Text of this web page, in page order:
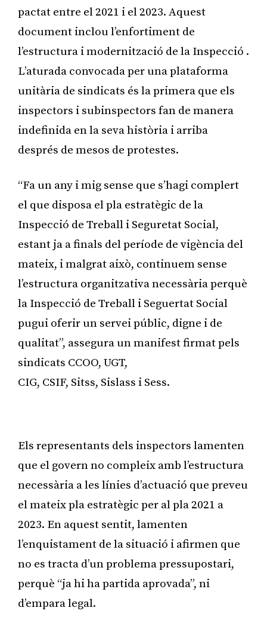
pactat entre el 2021 i el 2023. Aquest
document inclou l’enfortiment de
l’estructura i modernització de la Inspecció .
L’aturada convocada per una plataforma
unitària de sindicats és la primera que els
inspectors i subinspectors fan de manera
indefinida en la seva història i arriba
després de mesos de protestes.
“Fa un any i mig sense que s’hagi complert
el que disposa el pla estratègic de la
Inspecció de Treball i Seguretat Social,
estant ja a finals del període de vigència del
mateix, i malgrat això, continuem sense
l’estructura organitzativa necessària perquè
la Inspecció de Treball i Seguertat Social
pugui oferir un servei públic, digne i de
qualitat”, assegura un manifest firmat pels
sindicats CCOO, UGT,
CIG, CSIF, Sitss, Sislass i Sess.
Els representants dels inspectors lamenten
que el govern no compleix amb l’estructura
necessària a les línies d’actuació que preveu
el mateix pla estratègic per al pla 2021 a
2023. En aquest sentit, lamenten
l’enquistament de la situació i afirmen que
no es tracta d’un problema pressupostari,
perquè “ja hi ha partida aprovada”, ni
d’empara legal.